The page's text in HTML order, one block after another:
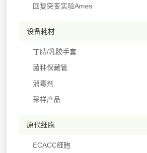
回复突变实验Ames
设备耗材
丁腈/乳胶手套
菌种保藏管
消毒剂
采样产品
原代细胞
ECACC细胞